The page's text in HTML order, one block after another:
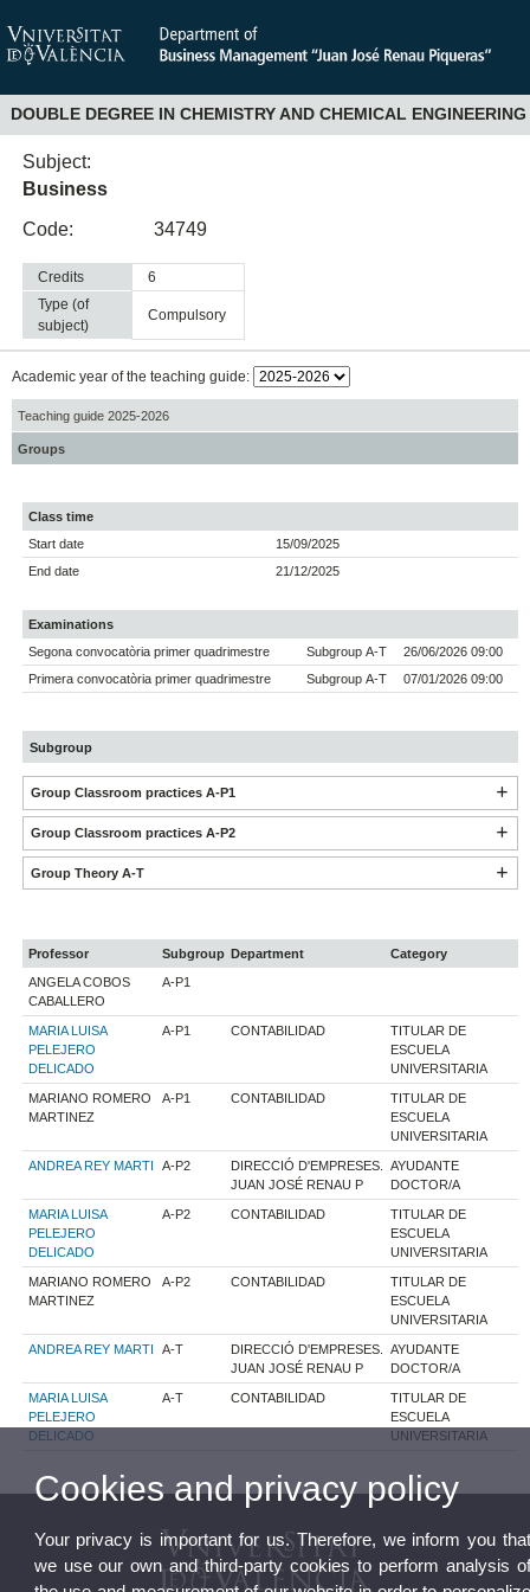
DOUBLE DEGREE IN CHEMISTRY AND CHEMICAL ENGINEERING
Subject:
Business
Code:
34749
Credits
6
Type (of
subject)
compulsory
Academic year of the teaching guide:
Teaching guide 2025-2026
Groups
Class time
Start date
15/09/2025
End date
21/12/2025
Examinations
Segona convocatòria primer quadrimestre
Subgroup A-T
26/06/2026 09:00
Primera convocatòria primer quadrimestre
Subgroup A-T 07/01/2026 09:00
Subgroup
Group Classroom practices A-P1
Group Classroom practices A-P2
Group Theory A-T
Professor Subgroup Department
Category
ANGELA COBOS
CABALLERO
A-P1
MARIA LUISA
PELEJERO
DELICADO
A-P1 CONTABILIDAD
TITULAR DE
ESCUELA
UNIVERSITARIA
MARIANO ROMERO
MARTINEZ
A-P1 CONTABILIDAD
TITULAR DE
ESCUELA
UNIVERSITARIA
ANDREA REY MARTI A-P2
DIRECCIÓ D'EMPRESES.
JUAN JOSÉ RENAU P
AYUDANTE
DOCTOR/A
MARIA LUISA
PELEJERO
DELICADO
A-P2 CONTABILIDAD
TITULAR DE
ESCUELA
UNIVERSITARIA
MARIANO ROMERO
MARTINEZ
A-P2 CONTABILIDAD
TITULAR DE
ESCUELA
UNIVERSITARIA
ANDREA REY MARTI A-T
DIRECCIÓ D'EMPRESES.
JUAN JOSÉ RENAU P
AYUDANTE
DOCTOR/A
MARIA LUISA
PELEJERO
DELICADO
A-T CONTABILIDAD
TITULAR DE
ESCUELA
UNIVERSITARIA
Cookies and privacy policy
Your privacy is important for us. Therefore, we inform you
we use our own and third-party cookies to perform analysis